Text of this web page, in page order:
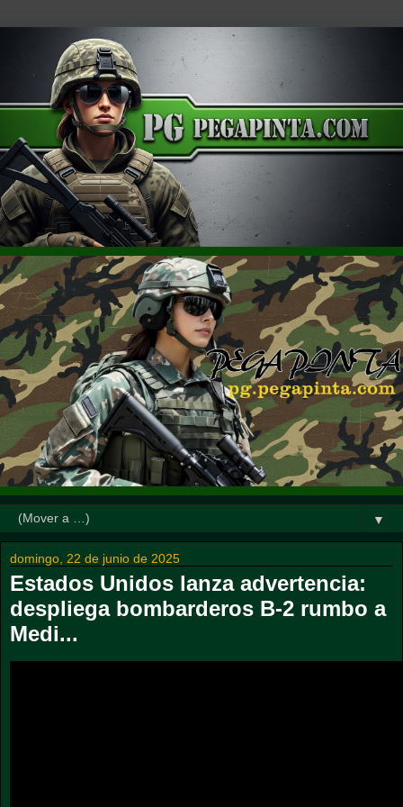
▼
domingo, 22 de junio de 2025
Estados Unidos lanza advertencia:
despliega bombarderos B-2 rumbo a
Medi...